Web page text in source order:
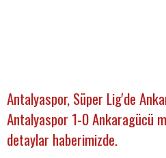
Antalyaspor, Süper Lig'de
Antalyaspor 1-0 Ankaragücü
detaylar haberimizde.